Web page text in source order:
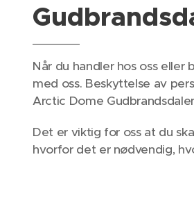
Når du handler hos oss
med oss. Beskyttelse av
Arctic Dome
Det er viktig for oss at du
hvorfor det er nødvendig,